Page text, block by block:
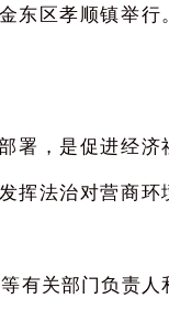
东区孝顺镇举行
，是促进经济
挥法治对营商
有关部门负责人